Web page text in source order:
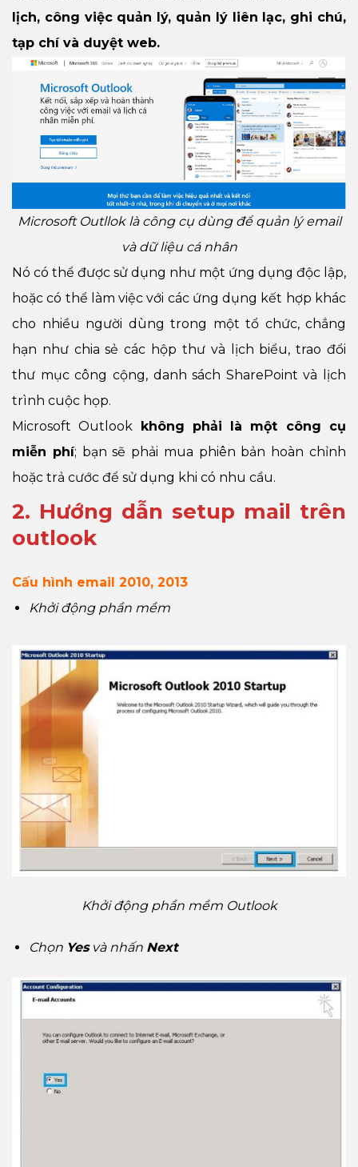
lịch, công việc quản lý, quản lý liên lạc, ghi chú,
tạp chí và duyệt web.
Microsoft Outllok là công cụ dùng để quản lý email
và dữ liệu cá nhân
Nó có thể được sử dụng như một ứng dụng độc lập,
hoặc có thể làm việc với các ứng dụng kết hợp khác
cho nhiều người dùng trong một tổ chức, chẳng
hạn như chia sẻ các hộp thư và lịch biểu, trao đổi
thư mục công cộng, danh sách SharePoint và lịch
trình cuộc họp.
Microsoft Outlook không phải là một công cụ
miễn phí; bạn sẽ phải mua phiên bản hoàn chỉnh
hoặc trả cước để sử dụng khi có nhu cầu.
2. Hướng dẫn setup mail trên
outlook
Cấu hình email 2010, 2013
Khởi động phần mềm
Khởi động phần mềm Outlook
Chọn Yesvà nhấn Next